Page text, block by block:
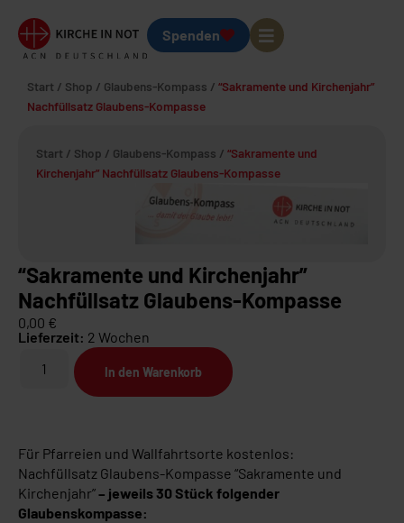
Spenden
Start / Shop / Glaubens-Kompass / “Sakramente und Kirchenjahr”
Nachfüllsatz Glaubens-Kompasse
Start / Shop / Glaubens-Kompass / “Sakramente und
Kirchenjahr” Nachfüllsatz Glaubens-Kompasse
“Sakramente und Kirchenjahr”
Nachfüllsatz Glaubens-Kompasse
0,00 €
Lieferzeit: 2 Wochen
In den Warenkorb
Für Pfarreien und Wallfahrtsorte kostenlos:
Nachfüllsatz Glaubens-Kompasse “Sakramente und
Kirchenjahr”– jeweils 30 Stück folgender
Glaubenskompasse: